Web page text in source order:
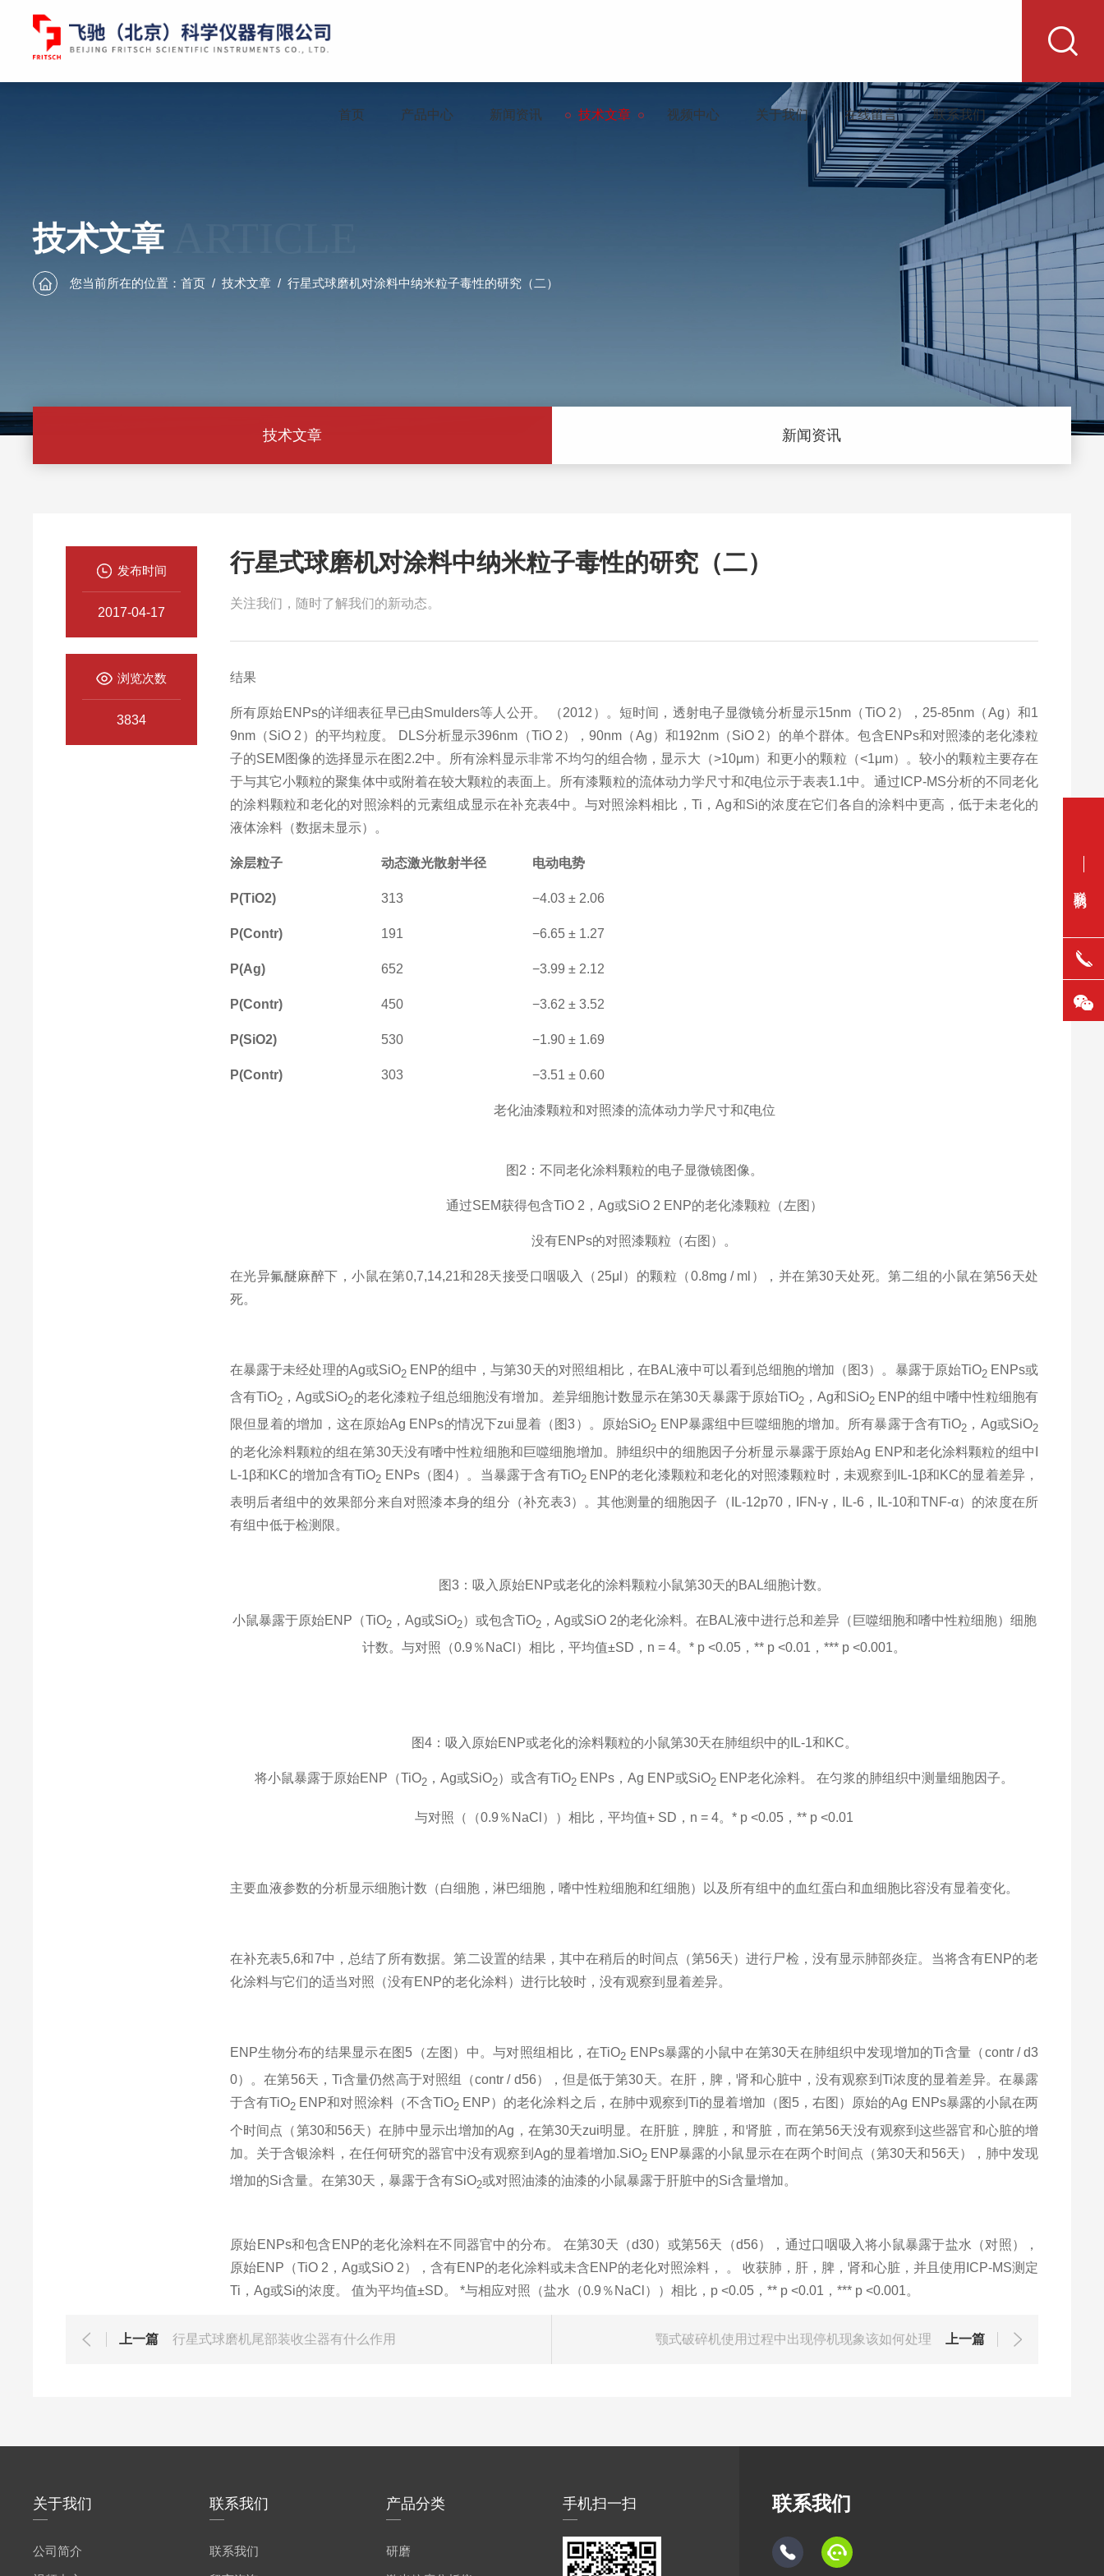
首页 产品中心 新闻资讯 技术文章 视频中心 关于我们 在线留言 联系我们
技术文章
您当前所在的位置： 首页 / 技术文章 / 行星式球磨机对涂料中纳米粒子毒性的研究（二）
技术文章 新闻资讯
行星式球磨机对涂料中纳米粒子毒性的研究（二）
关注我们，随时了解我们的新动态。
结果
所有原始ENPs的详细表征早已由Smulders等人公开。 （2012 ）。短时间，透射电子显微镜分析显示15nm （TiO 2）， 25-85nm （Ag）和1
9nm （SiO 2 ）的平均粒度。 DLS分析显示396nm （TiO 2），90nm （Ag）和192nm（SiO 2）的单个群体。包含ENPs和对照漆的老化漆粒
子的SEM 图像的选择显示在图 2.2中。所有涂料显示非常不均匀的组合物，显示大（>10μm）和更小的颗粒（<1μm）。较小的颗粒主要存在
于与其它小颗粒的聚集体中或附着在较大颗粒的表面上。所有漆颗粒的流体动力学尺寸和ζ电位示于表表1.1中。通过 ICP-MS分析的不同老化
的涂料颗粒和老化的对照涂料的元素组成显示在补充表4中。与对照涂料相比， Ti ，Ag和Si的浓度在它们各自的涂料中更高，低于未老化的
液体涂料（数据未显示）。
涂层粒子 动态激光散射半径 电动电势
P(TiO2) 313 −4.03 ± 2.06
P(Contr) 191 −6.65 ± 1.27
P(Ag) 652 −3.99 ± 2.12
P(Contr) 450 −3.62 ± 3.52
P(SiO2) 530 −1.90 ± 1.69
P(Contr) 303 −3.51 ± 0.60
老化油漆颗粒和对照漆的流体动力学尺寸和ζ电位
图 2 ：不同老化涂料颗粒的电子显微镜图像。
通过SEM获得包含TiO 2 ， Ag或SiO 2 ENP的老化漆颗粒（左图）
没有ENPs的对照漆颗粒（右图）。
在光异氟醚麻醉下，小鼠在第0,7,14,21和28天接受口咽吸入（ 25μ ）的颗粒（0.8mg / ml ），并在第30天处死。第二组的小鼠在第56天处
死。
在暴露于未经处理的Ag或SiO2ENP的组中，与第30天的对照组相比，在BAL液中可以看到总细胞的增加（图3）。暴露于原始TiO2ENPs或
含有TiO2 ，Ag或SiO2的老化漆粒子组总细胞没有增加。差异细胞计数显示在第30天暴露于原始TiO2，Ag和SiO2 ENP的组中嗜中性粒细胞有
限但显着的增加，这在原始Ag ENPs的情况下zui显着（图3）。原始SiO2 ENP暴露组中巨噬细胞的增加。所有暴露于含有TiO2 ， Ag或SiO2
的老化涂料颗粒的组在第30天没有嗜中性粒细胞和巨噬细胞增加。肺组织中的细胞因子分析显示暴露于原始Ag ENP和老化涂料颗粒的组中
L-1β和KC的增加含有TiO2 ENPs（图4）。当暴露于含有TiO2ENP的老化漆颗粒和老化的对照漆颗粒时，未观察到 IL-1β和KC的显着差异，
表明后者组中的效果部分来自对照漆本身的组分（补充表3）。其他测量的细胞因子（ IL-12p70， IFN-γ， IL-6 ， IL-10和TNF-α）的浓度在所
有组中低于检测限。
图3 ：吸入原始ENP或老化的涂料颗粒小鼠第30天的BAL细胞计数。
小鼠暴露于原始ENP （TiO2， Ag或SiO2）或包含TiO2， Ag或SiO 2的老化涂料。在BAL液中进行总和差异（巨噬细胞和嗜中性粒细胞）细胞
计数。与对照（0.9 ％ NaCl ）相比，平均值±SD ， n = 4。 * p <0.05 ， ** p <0.01 ， *** p <0.001。
图4：吸入原始ENP或老化的涂料颗粒的小鼠第30天在肺组织中的 IL-1和KC。
将小鼠暴露于原始ENP （TiO2 ， Ag或SiO2）或含有TiO2 ENPs ， Ag ENP或SiO2 ENP老化涂料。 在匀浆的肺组织中测量细胞因子。
与对照（（0.9 ％ NaCl ））相比，平均值+ SD ， n = 4。 * p <0.05 ， ** p <0.01
主要血液参数的分析显示细胞计数（白细胞，淋巴细胞，嗜中性粒细胞和红细胞）以及所有组中的血红蛋白和血细胞比容没有显着变化。
在补充表5,6和7中，总结了所有数据。第二设置的结果，其中在稍后的时间点（第56天）进行尸检，没有显示肺部炎症。当将含有ENP的老
化涂料与它们的适当对照（没有ENP的老化涂料）进行比较时，没有观察到显着差异。
ENP生物分布的结果显示在图 5 （左图）中。与对照组相比，在TiO2 ENPs暴露的小鼠中在第30天在肺组织中发现增加的Ti含量（contr / d3
0）。在第56天， Ti含量仍然高于对照组（contr / d56），但是低于第30天。在肝，脾，肾和心脏中，没有观察到 Ti浓度的显着差异。在暴露
于含有TiO2 ENP和对照涂料（不含TiO2ENP）的老化涂料之后，在肺中观察到Ti的显着增加（图 5，右图）原始的Ag ENPs暴露的小鼠在两
个时间点（第30和56天）在肺中显示出增加的Ag ，在第30天zui明显。在肝脏，脾脏，和肾脏，而在第56天没有观察到这些器官和心脏的增
加。关于含银涂料，在任何研究的器官中没有观察到 Ag的显着增加.SiO2 ENP暴露的小鼠显示在在两个时间点（第30天和56天），肺中发现
增加的Si含量。在第30天，暴露于含有SiO2或对照油漆的油漆的小鼠暴露于肝脏中的Si含量增加。
原始ENPs和包含 ENP的老化涂料在不同器官中的分布。 在第30天（d30）或第56天（d56），通过口咽吸入将小鼠暴露于盐水（对照），
原始ENP （TiO 2 ， Ag或SiO 2），含有ENP的老化涂料或未含ENP的老化对照涂料， 。 收获肺，肝，脾，肾和心脏，并且使用 ICP-MS测定
Ti ， Ag或Si的浓度。 值为平均值±SD。 *与相应对照（盐水（0.9 ％ NaCl ））相比， p <0.05 ， ** p <0.01 ， *** p <0.001。
发布时间
2017-04-17
浏览次数
3834
上一篇 行星式球磨机尾部装收尘器有什么作用 上一篇
颚式破碎机使用过程中出现停机现象该如何处理
关于我们
公司简介
联系我们
联系我们
产品分类
研磨
手机扫一扫 联系我们